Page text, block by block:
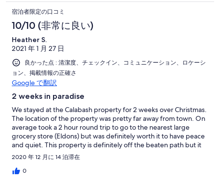
One time it took us six times to try and get up the hill. You have
to really gun the car and be at 60 miles an hour just to start
going up the hill by the time you get to the top of the hill you’re
going about 19 miles an hour. The description on the property
does say you need a 4 x 4 and I highly suggest that you get that
if you’re going to rent the property. The property was super
clean and it had absolutely everything that we needed or could
imagine that we needed. It was well supplied. We really
appreciate it so kudos to the owners. For people who have
never been to the island, the check in process is excellent. We
are building on the island and so we are there about four times a
year and very familiar with the island and the process. The
property manager is very accommodating and easy to work
with. Definitely six stars to her! The accuracy of the listing is spot
on plus more. Highly recommend!
宿泊者限定の口コミ
10/10 (非常に良い)
Heather S.
2021 年 1 月 27 日
良かった点 : 清潔度、チェックイン、コミュニケーション、ロケーシ
ョン、掲載情報の正確さ
Google で翻訳
2 weeks in paradise
We stayed at the Calabash property for 2 weeks over Christmas.
The location of the property was pretty far away from town. On
average took a 2 hour round trip to go to the nearest large
grocery store (Eldons) but was definitely worth it to have peace
and quiet. This property is definitely off the beaten path but it
was just what our family needed. From the time we landed
Sherri and Brian the property managers were absolutely
wonderful! They met us at the airport, took us to the grocery
2020 年 12 月に 14 泊滞在
0